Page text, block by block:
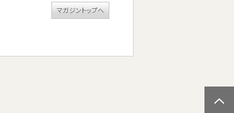
マガジントップへ